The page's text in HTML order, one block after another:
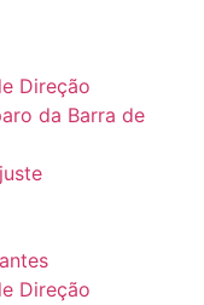
Direção
da Barra de
Direção